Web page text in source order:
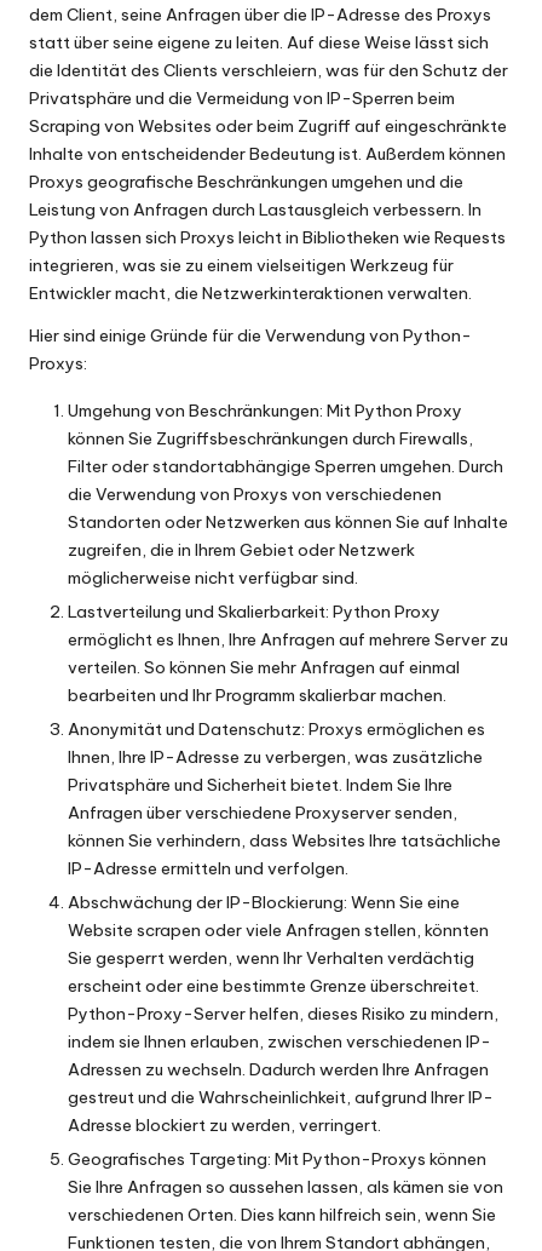
dem Client, seine Anfragen über die IP-Adresse des Proxys
statt über seine eigene zu leiten. Auf diese Weise lässt sich
die Identität des Clients verschleiern, was für den Schutz der
Privatsphäre und die Vermeidung von IP-Sperren beim
Scraping von Websites oder beim Zugriff auf eingeschränkte
Inhalte von entscheidender Bedeutung ist. Außerdem können
Proxys geografische Beschränkungen umgehen und die
Leistung von Anfragen durch Lastausgleich verbessern. In
Python lassen sich Proxys leicht in Bibliotheken wie Requests
integrieren, was sie zu einem vielseitigen Werkzeug für
Entwickler macht, die Netzwerkinteraktionen verwalten.
Hier sind einige Gründe für die Verwendung von Python-
Proxys:
Umgehung von Beschränkungen: Mit Python Proxy
können Sie Zugriffsbeschränkungen durch Firewalls,
Filter oder standortabhängige Sperren umgehen. Durch
die Verwendung von Proxys von verschiedenen
Standorten oder Netzwerken aus können Sie auf Inhalte
zugreifen, die in Ihrem Gebiet oder Netzwerk
möglicherweise nicht verfügbar sind.
Lastverteilung und Skalierbarkeit: Python Proxy
ermöglicht es Ihnen, Ihre Anfragen auf mehrere Server zu
verteilen. So können Sie mehr Anfragen auf einmal
bearbeiten und Ihr Programm skalierbar machen.
Anonymität und Datenschutz: Proxys ermöglichen es
Ihnen, Ihre IP-Adresse zu verbergen, was zusätzliche
Privatsphäre und Sicherheit bietet. Indem Sie Ihre
Anfragen über verschiedene Proxyserver senden,
können Sie verhindern, dass Websites Ihre tatsächliche
IP-Adresse ermitteln und verfolgen.
Abschwächung der IP-Blockierung: Wenn Sie eine
Website scrapen oder viele Anfragen stellen, könnten
Sie gesperrt werden, wenn Ihr Verhalten verdächtig
erscheint oder eine bestimmte Grenze überschreitet.
Python-Proxy-Server helfen, dieses Risiko zu mindern,
indem sie Ihnen erlauben, zwischen verschiedenen IP-
Adressen zu wechseln. Dadurch werden Ihre Anfragen
gestreut und die Wahrscheinlichkeit, aufgrund Ihrer IP-
Adresse blockiert zu werden, verringert.
Geografisches Targeting: Mit Python-Proxys können
Sie Ihre Anfragen so aussehen lassen, als kämen sie von
verschiedenen Orten. Dies kann hilfreich sein, wenn Sie
Funktionen testen, die von Ihrem Standort abhängen,